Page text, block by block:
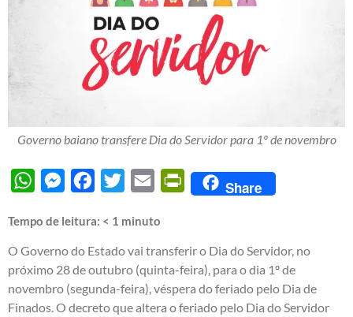
Governo baiano transfere Dia do Servidor para 1º de novembro
WhatsAppMessengerFacebook
Twitter Email PrintFriendly
Share
Tempo de leitura: < 1 minuto
O Governo do Estado vai transferir o Dia do Servidor, no
próximo 28 de outubro (quinta-feira), para o dia 1º de
novembro (segunda-feira), véspera do feriado pelo Dia de
Finados. O decreto que altera o feriado pelo Dia do Servidor